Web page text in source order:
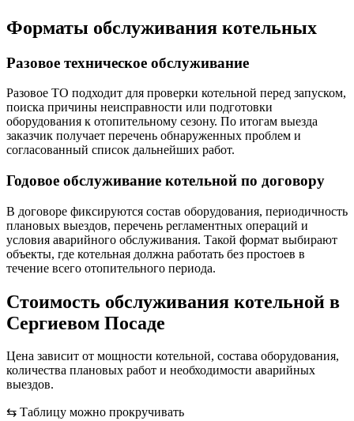
Форматы обслуживания котельных
Разовое техническое обслуживание
Разовое ТО подходит для проверки котельной перед запуском,
поиска причины неисправности или подготовки
оборудования к отопительному сезону. По итогам выезда
заказчик получает перечень обнаруженных проблем и
согласованный список дальнейших работ.
Годовое обслуживание котельной по договору
В договоре фиксируются состав оборудования, периодичность
плановых выездов, перечень регламентных операций и
условия аварийного обслуживания. Такой формат выбирают
объекты, где котельная должна работать без простоев в
течение всего отопительного периода.
Стоимость обслуживания котельной в
Сергиевом Посаде
Цена зависит от мощности котельной, состава оборудования,
количества плановых работ и необходимости аварийных
выездов.
⇆ Таблицу можно прокручивать